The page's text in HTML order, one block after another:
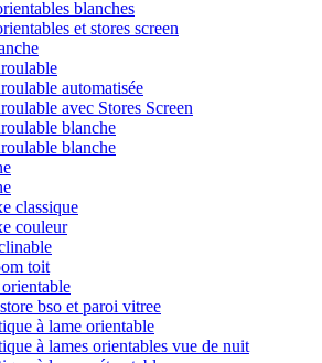
blanches
et stores screen
automatisée
avec Stores Screen
blanche
blanche
classique
couleur
toit
bso et paroi vitree
à lame orientable
à lames orientables vue de nuit